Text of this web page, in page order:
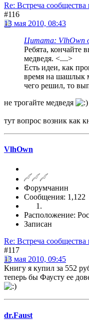
Re: Встреча
#116
13 мая 2010, 08:43
Цитата: VlhOwn
Ребята, кончайте
медведя. <....>
Есть идеи, как
время на шашлык
чего решил, то
не трогайте медведя
тут вопрос возник как
VlhOwn
Форумчанин
Сообщения: 1,122
Расположение:
Записан
Re: Встреча
#117
13 мая 2010, 09:45
Книгу я купил за 552
теперь бы Фаусту ее
dr.Faust